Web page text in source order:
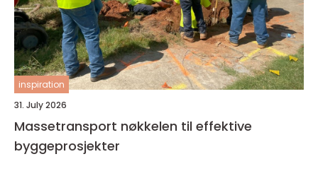
inspiration
31. July 2026
Massetransport nøkkelen til effektive
byggeprosjekter